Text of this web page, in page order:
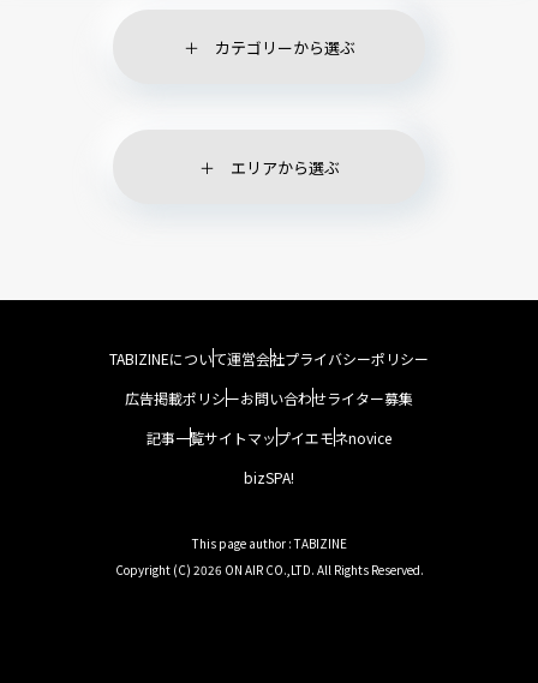
カテゴリーから選ぶ
エリアから選ぶ
TABIZINEについて運営会社プライバシーポリシー
広告掲載ポリシーお問い合わせライター募集
記事一覧サイトマップイエモネnovice
bizSPA!
This page author : TABIZINE
Copyright (C) 2026 ON AIR CO.,LTD. All Rights Reserved.